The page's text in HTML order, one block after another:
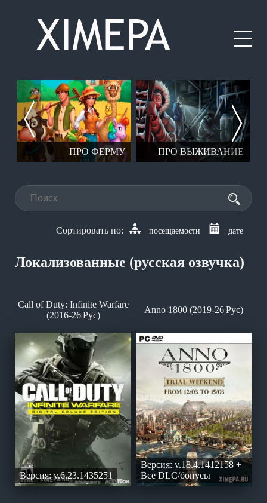
ПРО ФЕРМУ ПРО ВЫЖИВАНИЕ
дате
посещаемости
Локализованные (русская озвучка)
Call of Duty: Infinite Warfare
(2016-26|Рус)
Версия: v.6.23.1435251
Anno 1800 (2019-26|Рус)
Версия: v.18.4.1412158 +
Все DLC/бонусы